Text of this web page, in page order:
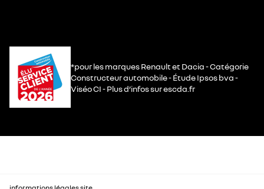
*pour les marques Renault et Dacia - Catégorie
Constructeur automobile - Étude Ipsos bva -
Viséo CI - Plus d’infos sur escda.fr